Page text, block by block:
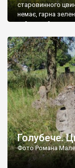
старовинного
немає, гарна
найкращий
бруньками, кози
делікатес. На
різноманітних
Голубече.
Фото Романа